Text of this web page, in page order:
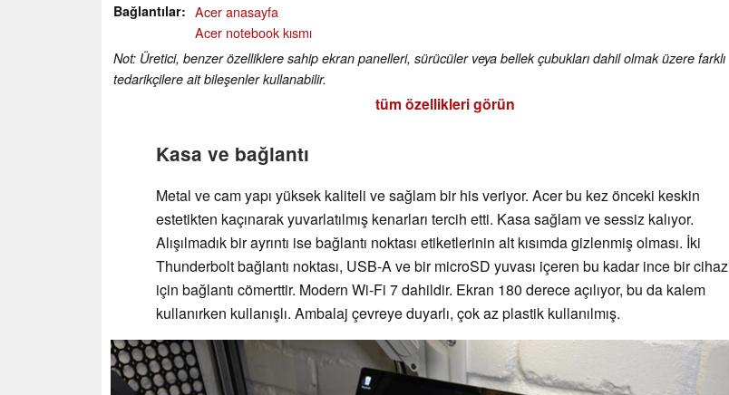
Bağlantılar
Acer anasayfa
Acer notebook kısmı
Not: Üretici, benzer özelliklere sahip ekran panelleri, sürücüler veya bellek çubukları dahil olmak üzere farklı
tedarikçilere ait bileşenler kullanabilir.
tüm özellikleri görün
Kasa ve bağlantı
Metal ve cam yapı yüksek kaliteli ve sağlam bir his veriyor. Acer bu kez önceki keskin
estetikten kaçınarak yuvarlatılmış kenarları tercih etti. Kasa sağlam ve sessiz kalıyor.
Alışılmadık bir ayrıntı ise bağlantı noktası etiketlerinin alt kısımda gizlenmiş olması. İki
Thunderbolt bağlantı noktası, USB-A ve bir microSD yuvası içeren bu kadar ince bir cihaz
için bağlantı cömerttir. Modern Wi-Fi 7 dahildir. Ekran 180 derece açılıyor, bu da kalem
kullanırken kullanışlı. Ambalaj çevreye duyarlı, çok az plastik kullanılmış.